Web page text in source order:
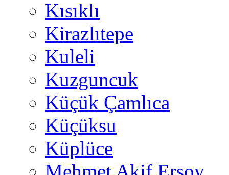
Kısıklı
Kirazlıtepe
Kuleli
Kuzguncuk
Küçük Çamlıca
Küçüksu
Küplüce